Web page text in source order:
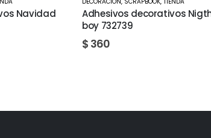
Nigth baby
ORGANIZACION,SCRAPBOOK
Bandeja para punch board
660092
$ 1.300